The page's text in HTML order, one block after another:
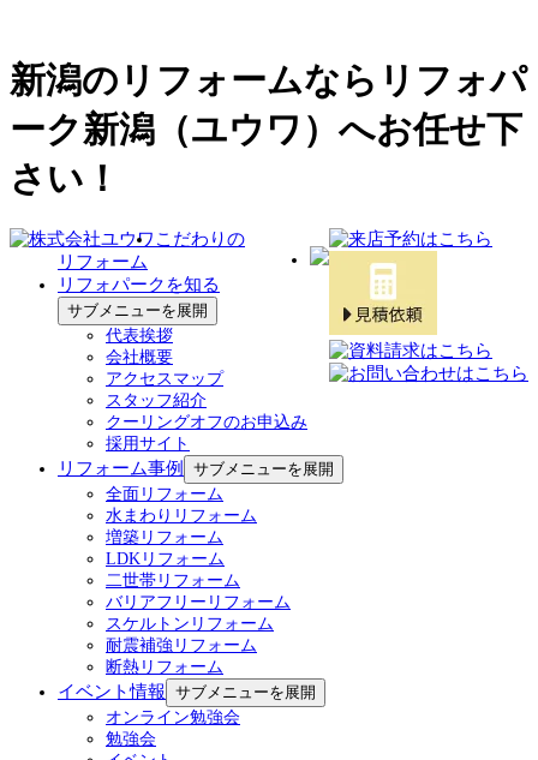
新潟のリフォームならリフォパ
ーク新潟（ユウワ）へお任せ下
さい！
こだわりの
リフォーム
リフォパークを知る
サブメニューを展開
代表挨拶
会社概要
アクセスマップ
スタッフ紹介
クーリングオフのお申込み
採用サイト
リフォーム事例
サブメニューを展開
全面リフォーム
水まわりリフォーム
増築リフォーム
LDKリフォーム
二世帯リフォーム
バリアフリーリフォーム
スケルトンリフォーム
耐震補強リフォーム
断熱リフォーム
イベント情報 サブメニューを展開
オンライン勉強会
勉強会